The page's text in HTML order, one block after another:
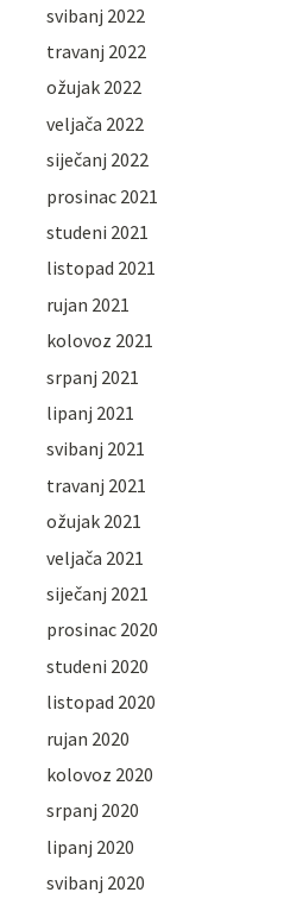
svibanj 2022
travanj 2022
ožujak 2022
veljača 2022
siječanj 2022
prosinac 2021
studeni 2021
listopad 2021
rujan 2021
kolovoz 2021
srpanj 2021
lipanj 2021
svibanj 2021
travanj 2021
ožujak 2021
veljača 2021
siječanj 2021
prosinac 2020
studeni 2020
listopad 2020
rujan 2020
kolovoz 2020
srpanj 2020
lipanj 2020
svibanj 2020